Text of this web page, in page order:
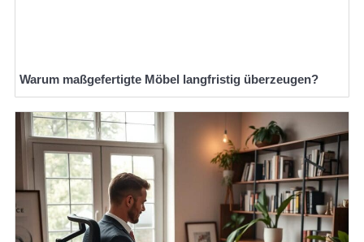
Warum maßgefertigte Möbel langfristig überzeugen?